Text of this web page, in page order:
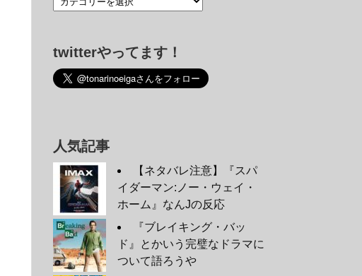
twitterやってます！
人気記事
【ネタバレ注意】『スパ
イダーマン:ノー・ウェイ・
ホーム』なんJの反応
『ブレイキング・バッ
ド』とかいう完璧なドラマに
ついて語ろうや